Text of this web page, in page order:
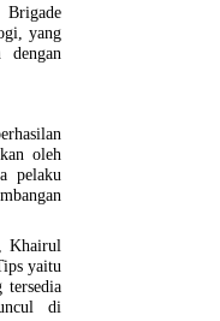
yang
dengan
oleh
pelaku
Khairul
yaitu
tersedia
di